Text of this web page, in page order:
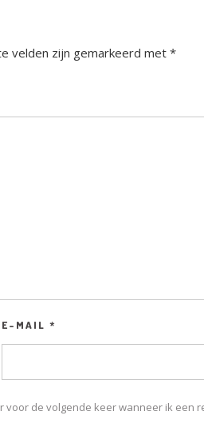
velden zijn gemarkeerd met*
E-MAIL*
de volgende keer wanneer ik een